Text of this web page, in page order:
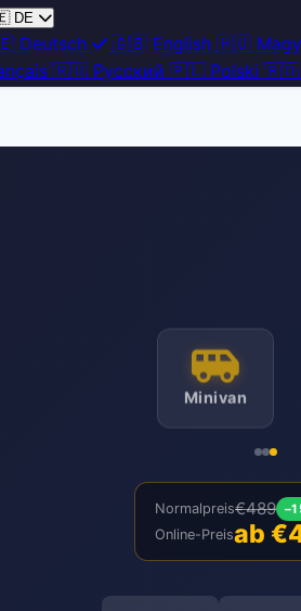
DE
Deutsch 🇬🇧 English 🇭🇺
🇷🇺 Русский 🇵🇱 Polski 🇷🇴
Minivan
Normalpreis€489
Online-Preisab